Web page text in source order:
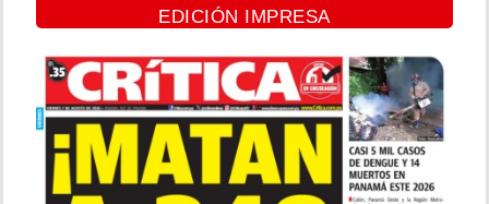
EDICIÓN IMPRESA